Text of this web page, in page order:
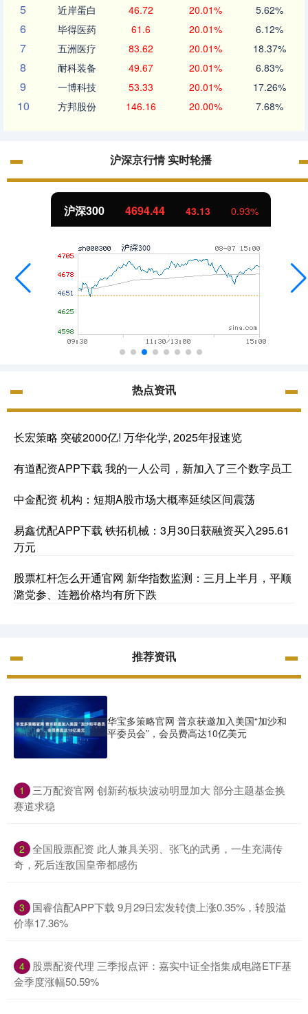
5 近岸蛋白 46.72 20.01% 5.62%
6 毕得医药 61.6 20.01% 6.12%
7 五洲医疗 83.62 20.01% 18.37%
8 耐科装备 49.67 20.01% 6.83%
9 一博科技 53.33 20.01% 17.26%
10 方邦股份 146.16 20.00% 7.68%
沪深京行情 实时轮播
沪深300 4694.44 43.13 0.93%
热点资讯
长宏策略 突破2000亿! 万华化学, 2025年报速览
有道配资APP下载 我的一人公司，新加入了三个数字员工
中金配资 机构：短期A股市场大概率延续区间震荡
易鑫优配APP下载 铁拓机械：3月30日获融资买入295.61
万元
股票杠杆怎么开通官网 新华指数监测：三月上半月，平顺
潞党参、连翘价格均有所下跌
推荐资讯
华宝多策略官网 普京获邀加入美国“加沙和
平委员会”，会员费高达10亿美元
1
​三万配资官网 创新药板块波动明显加大 部分主题基金换
赛道求稳
2 ​全国股票配资 此人兼具关羽、张飞的武勇，一生充满传
奇，死后连敌国皇帝都感伤
3
​国睿信配APP下载 9月29日宏发转债上涨0.35%，转股溢
价率17.36%
4
​股票配资代理 三季报点评：嘉实中证全指集成电路ETF基
金季度涨幅50.59%